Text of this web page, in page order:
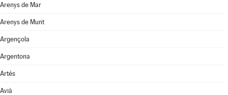
Arenys de Mar
Arenys de Munt
Argençola
Argentona
Artés
Avià